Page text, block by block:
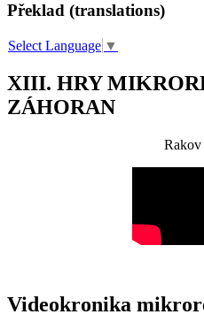
Překlad (translations)
Select Language ▼
XIII. HRY
ZÁHORAN
Rakov
Videokronika